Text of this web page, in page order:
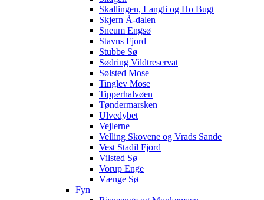
Skallingen, Langli og Ho Bugt
Skjern Å-dalen
Sneum Engsø
Stavns Fjord
Stubbe Sø
Sødring Vildtreservat
Sølsted Mose
Tinglev Mose
Tipperhalvøen
Tøndermarsken
Ulvedybet
Vejlerne
Velling Skovene og Vrads Sande
Vest Stadil Fjord
Vilsted Sø
Vorup Enge
Vænge Sø
Fyn